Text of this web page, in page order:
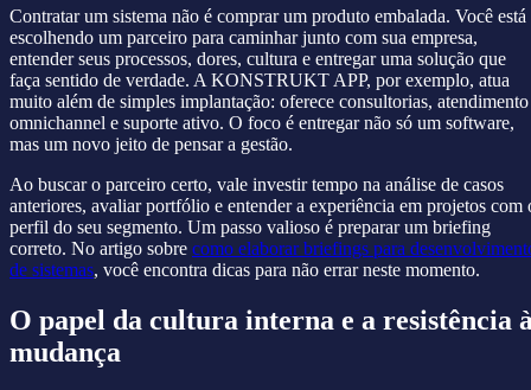
Contratar um sistema não é comprar um produto embalada. Você está
escolhendo um parceiro para caminhar junto com sua empresa,
entender seus processos, dores, cultura e entregar uma solução que
faça sentido de verdade. A KONSTRUKT APP, por exemplo, atua
muito além de simples implantação: oferece consultorias, atendimento
omnichannel e suporte ativo. O foco é entregar não só um software,
mas um novo jeito de pensar a gestão.
Ao buscar o parceiro certo, vale investir tempo na análise de casos
anteriores, avaliar portfólio e entender a experiência em projetos com
perfil do seu segmento. Um passo valioso é preparar um briefing
correto. No artigo sobre como elaborar briefings para
de sistemas, você encontra dicas para não errar neste momento.
O papel da cultura interna e a resistência
mudança